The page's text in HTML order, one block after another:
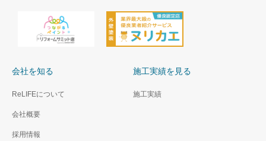
会社を知る
ReLIFEについて
会社概要
採用情報
施工実績を見る
施工実績